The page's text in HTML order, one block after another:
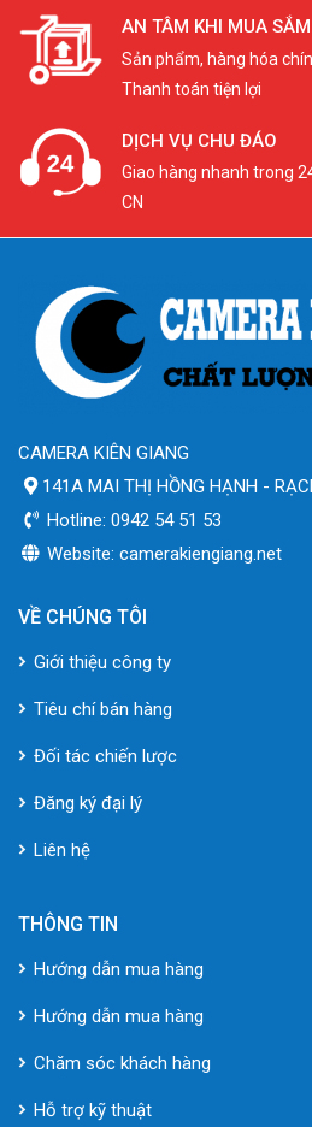
AN TÂM KHI MUA SẮM
Sản phẩm, hàng hóa
Thanh toán tiện lợi
DỊCH VỤ CHU ĐÁO
Giao hàng nhanh trong
CN
CAMERA KIÊN GIANG
141A MAI THỊ HỒNG HẠNH -
Hotline: 0942 54 51 53
Website: camerakiengiang.net
VỀ CHÚNG TÔI
Giới thiệu công ty
Tiêu chí bán hàng
Đối tác chiến lược
Đăng ký đại lý
Liên hệ
THÔNG TIN
Hướng dẫn mua hàng
Hướng dẫn mua hàng
Chăm sóc khách hàng
Hỗ trợ kỹ thuật